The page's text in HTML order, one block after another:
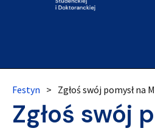
Festyn > Zgłoś swój pomysł na
Zgłoś swój